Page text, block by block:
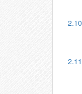
2.10
2.11